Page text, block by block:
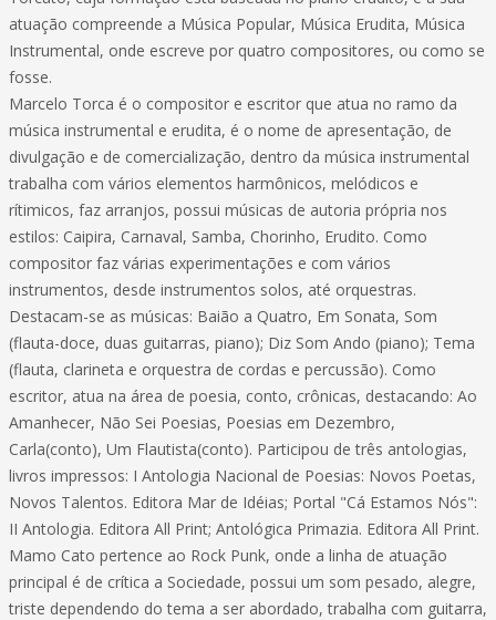
atuação compreende a Música Popular, Música Erudita, Música
Instrumental, onde escreve por quatro compositores, ou como se
fosse.
Marcelo Torca é o compositor e escritor que atua no ramo da
música instrumental e erudita, é o nome de apresentação, de
divulgação e de comercialização, dentro da música instrumental
trabalha com vários elementos harmônicos, melódicos e
rítimicos, faz arranjos, possui músicas de autoria própria nos
estilos: Caipira, Carnaval, Samba, Chorinho, Erudito. Como
compositor faz várias experimentações e com vários
instrumentos, desde instrumentos solos, até orquestras.
Destacam-se as músicas: Baião a Quatro, Em Sonata, Som
(flauta-doce, duas guitarras, piano); Diz Som Ando (piano); Tema
(flauta, clarineta e orquestra de cordas e percussão). Como
escritor, atua na área de poesia, conto, crônicas, destacando: Ao
Amanhecer, Não Sei Poesias, Poesias em Dezembro,
Carla(conto), Um Flautista(conto). Participou de três antologias,
livros impressos: I Antologia Nacional de Poesias: Novos Poetas,
Novos Talentos. Editora Mar de Idéias; Portal "Cá Estamos Nós":
II Antologia. Editora All Print; Antológica Primazia. Editora All Print.
Mamo Cato pertence ao Rock Punk, onde a linha de atuação
principal é de crítica a Sociedade, possui um som pesado, alegre,
triste dependendo do tema a ser abordado, trabalha com guitarra,